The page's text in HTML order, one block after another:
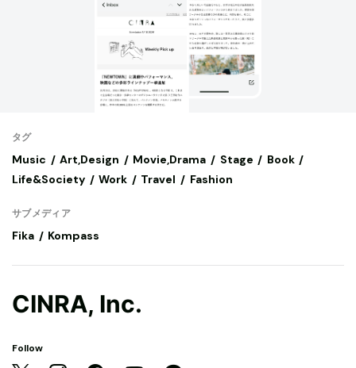
タグ
Music Art,Design Movie,Drama Stage
Book
Life&Society
Work Travel Fashion
サブメディア
Fika Kompass
CINRA, Inc.
Follow